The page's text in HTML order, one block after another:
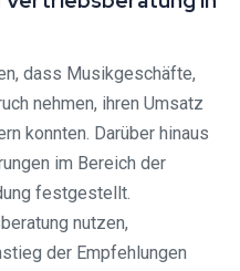
dass Musikgeschäfte,
nehmen, ihren Umsatz
konnten. Darüber hinaus
im Bereich der
festgestellt.
nutzen,
der Empfehlungen